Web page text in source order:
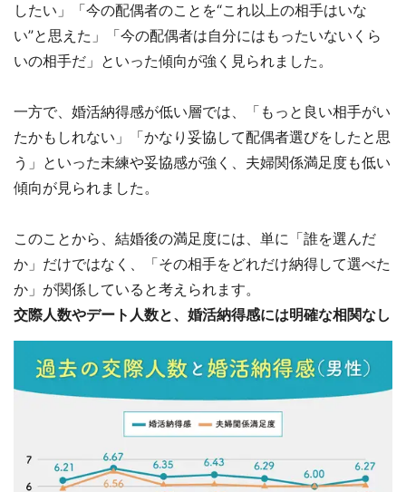
したい」「今の配偶者のことを“これ以上の相手はいな
い”と思えた」「今の配偶者は自分にはもったいないくら
いの相手だ」といった傾向が強く見られました。
一方で、婚活納得感が低い層では、「もっと良い相手がい
たかもしれない」「かなり妥協して配偶者選びをしたと思
う」といった未練や妥協感が強く、夫婦関係満足度も低い
傾向が見られました。
このことから、結婚後の満足度には、単に「誰を選んだ
か」だけではなく、「その相手をどれだけ納得して選べた
か」が関係していると考えられます。
交際人数やデート人数と、婚活納得感には明確な相関なし